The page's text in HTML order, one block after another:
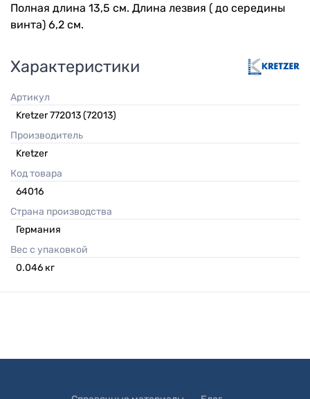
Полная длина 13,5 см. Длина лезвия ( до середины
винта) 6,2 см.
Характеристики
Артикул
Kretzer 772013 (72013)
Производитель
Kretzer
Код товара
64016
Страна производства
Германия
Вес с упаковкой
0.046 кг